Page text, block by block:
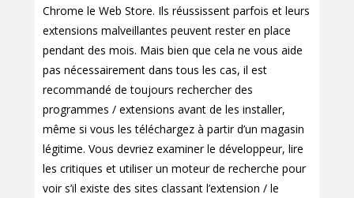
Chrome le Web Store. Ils réussissent parfois et leurs
extensions malveillantes peuvent rester en place
pendant des mois. Mais bien que cela ne vous aide
pas nécessairement dans tous les cas, il est
recommandé de toujours rechercher des
programmes / extensions avant de les installer,
même si vous les téléchargez à partir d’un magasin
légitime. Vous devriez examiner le développeur, lire
les critiques et utiliser un moteur de recherche pour
voir s’il existe des sites classant l’extension / le